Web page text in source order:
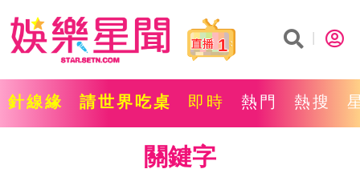
1
針線緣 請世界吃桌 即時 熱門 熱搜
關鍵字